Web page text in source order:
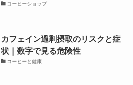
コーヒーショップ
カフェイン過剰摂取のリスクと症
状｜数字で見る危険性
コーヒーと健康